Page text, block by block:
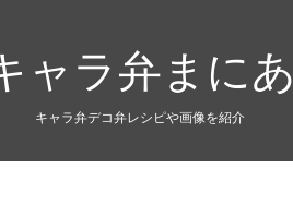
ャラ弁まにあ
キャラ弁デコ弁レシピや画像を紹介